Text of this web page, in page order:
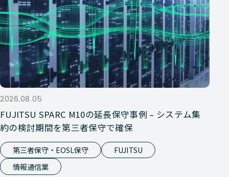
2026.08.05
FUJITSU SPARC M10の延長保守事例 – システム集
約の検討期間を第三者保守で確保
第三者保守・EOSL保守
FUJITSU
情報通信業